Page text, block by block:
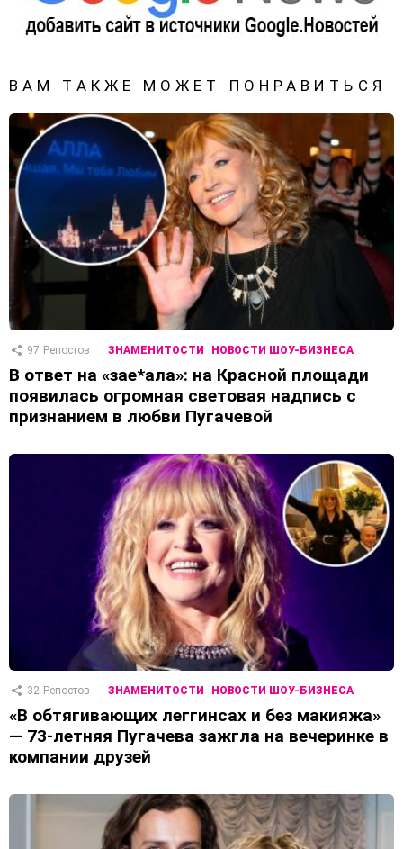
ВАМ ТАКЖЕ МОЖЕТ ПОНРАВИТЬСЯ
97 Репостов ЗНАМЕНИТОСТИ НОВОСТИ ШОУ-БИЗНЕСА
В ответ на «зае*ала»: на Красной площади
появилась огромная световая надпись с
признанием в любви Пугачевой
32 Репостов ЗНАМЕНИТОСТИ НОВОСТИ ШОУ-БИЗНЕСА
«В обтягивающих леггинсах и без макияжа»
— 73-летняя Пугачева зажгла на вечеринке в
компании друзей